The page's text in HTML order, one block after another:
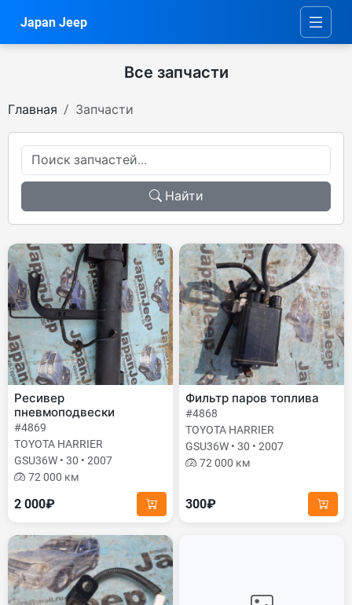
Japan Jeep
Все запчасти
Главная Запчасти
Найти
Ресивер
пневмоподвески
#4869
TOYOTA HARRIER
GSU36W • 30 • 2007
72 000 км
2 000₽
Фильтр паров топлива
#4868
TOYOTA HARRIER
GSU36W • 30 • 2007
72 000 км
300₽